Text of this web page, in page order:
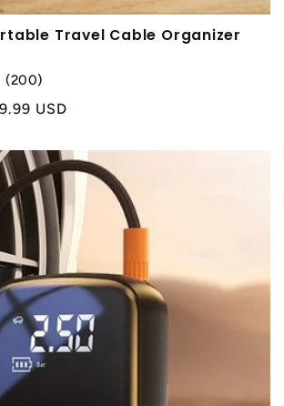
Travel Cable Organizer
(200)
USD